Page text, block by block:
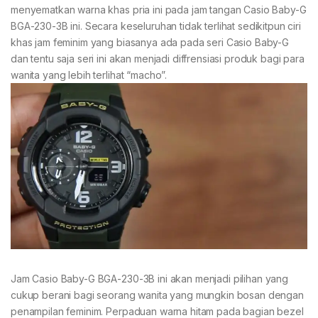
menyematkan warna khas pria ini pada jam tangan Casio Baby-G
BGA-230-3B ini. Secara keseluruhan tidak terlihat sedikitpun ciri
khas jam feminim yang biasanya ada pada seri Casio Baby-G
dan tentu saja seri ini akan menjadi diffrensiasi produk bagi para
wanita yang lebih terlihat “macho”.
Jam Casio Baby-G BGA-230-3B ini akan menjadi pilihan yang
cukup berani bagi seorang wanita yang mungkin bosan dengan
penampilan feminim. Perpaduan warna hitam pada bagian bezel